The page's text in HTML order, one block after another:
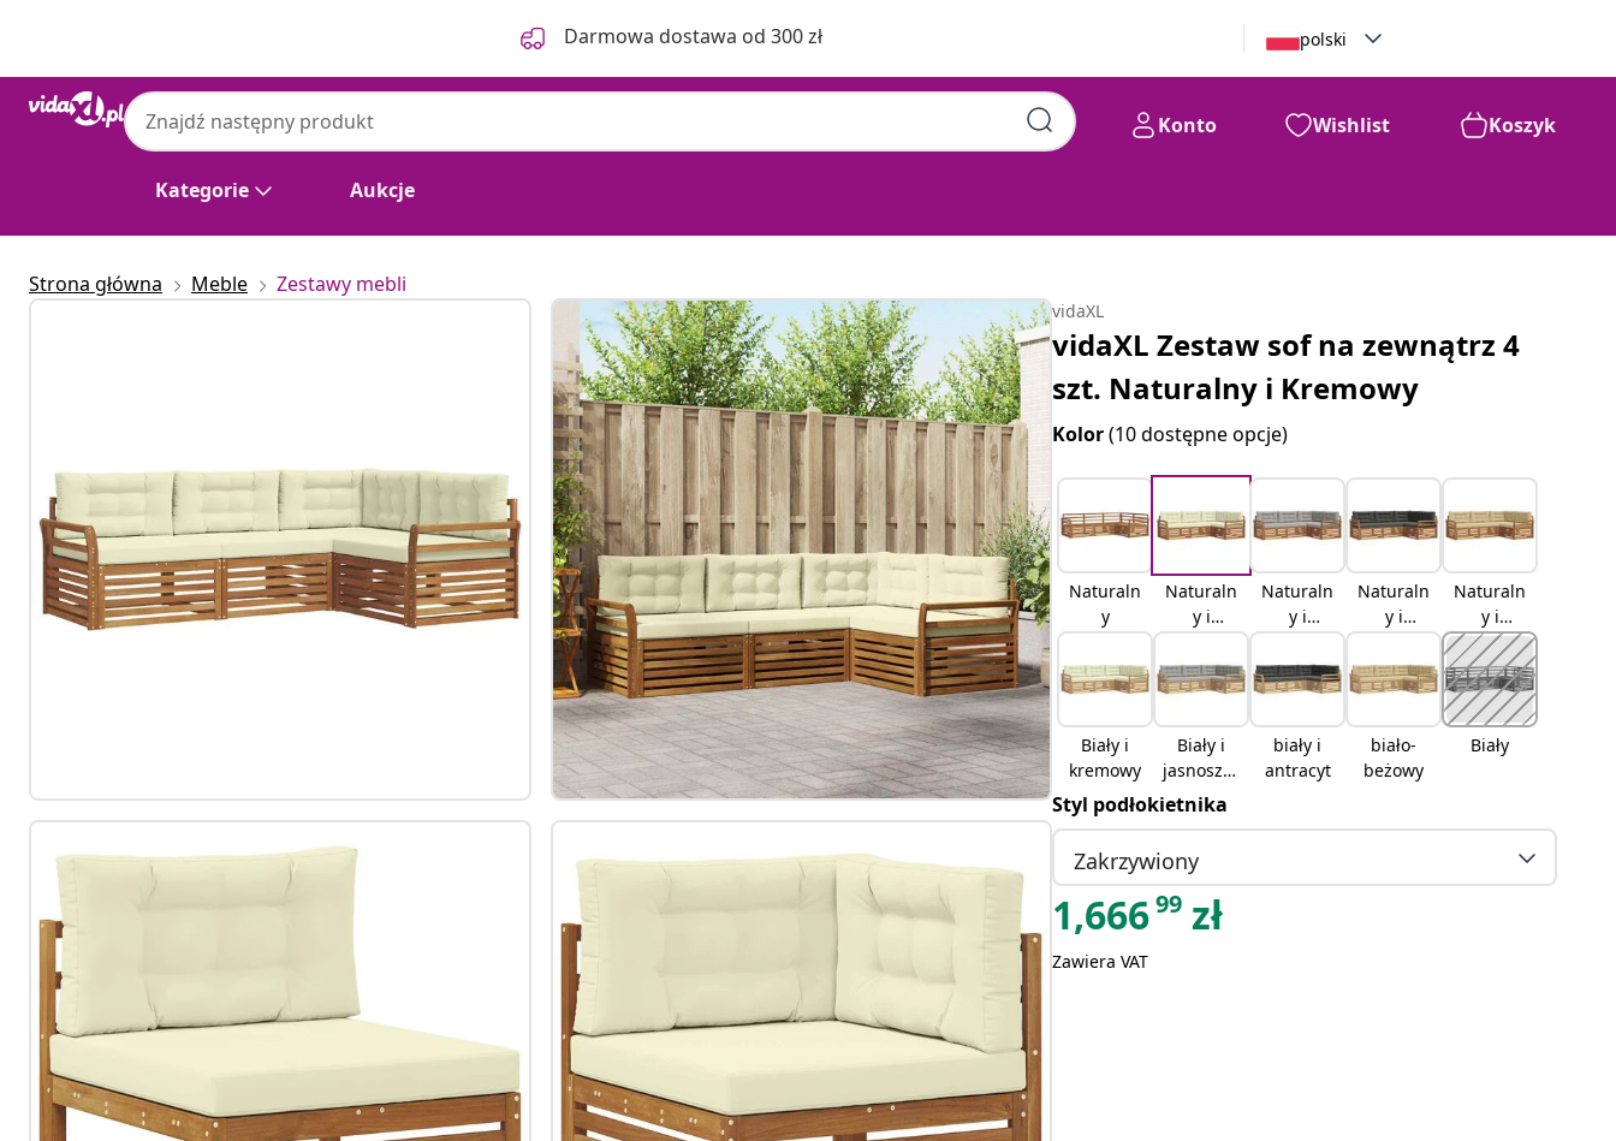
Darmowa dostawa od 300 zł polski
Kategorie Aukcje
Konto Wishlist Koszyk
Strona główna Meble Zestawy mebli
vidaXL
vidaXL Zestaw sof na zewnątrz 4
szt. Naturalny i Kremowy
Kolor(10 dostępne opcje)
Naturaln
y
Naturaln
y i
kremowy
Naturaln
y i
jasnoszar
y
Naturaln
y i
antracyto
wy
Naturaln
y i
beżowy
Biały i
kremowy
Biały i
jasnoszar
y
biały i
antracyt
biało-
beżowy
Biały
Styl podłokietnika
Zakrzywiony
1,66699 zł
Zawiera VAT